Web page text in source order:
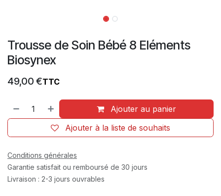
Trousse de Soin Bébé 8 Eléments
Biosynex
49,00 €TTC
Ajouter au panier
Ajouter à la liste de souhaits
Conditions générales
Garantie satisfait ou remboursé de 30 jours
Livraison : 2-3 jours ouvrables